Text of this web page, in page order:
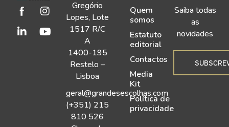
Gregório
Lopes, Lote
1517 R/C
A
1400-195
Restelo –
Lisboa
geral@grandesescolhas.com
(+351) 215
810 526
Quem
somos
Estatuto
editorial
Contactos
Media
Kit
Política de
privacidade
Saiba todas
as
novidades